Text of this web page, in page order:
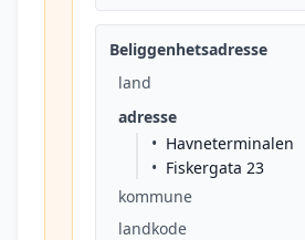
Beliggenhetsadresse
land
adresse
Havneterminalen
Fiskergata 23
kommune
landkode